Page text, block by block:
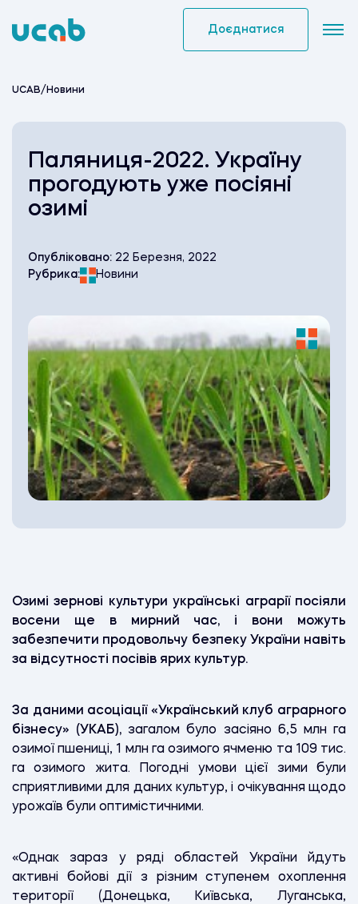
to
Доєднатися
UCAB/ Новини
Паляниця-2022. Україну
прогодують уже посіяні
озимі
Опубліковано: 22 Березня, 2022
Рубрика:
Новини
Озимі зернові культури українські аграрії посіяли
восени ще в мирний час, і вони можуть
забезпечити продовольчу безпеку України навіть
за відсутності посівів ярих культур.
За даними асоціації «Український клуб аграрного
бізнесу» (УКАБ), загалом було засіяно 6,5 млн га
озимої пшениці, 1 млн га озимого ячменю та 109 тис.
га озимого жита.
Погодні умови цієї зими були
сприятливими для даних культур, і очікування щодо
урожаїв були оптимістичними.
«Однак зараз у ряді областей України йдуть
активні бойові дії з різним ступенем охоплення
території (Донецька, Київська, Луганська,